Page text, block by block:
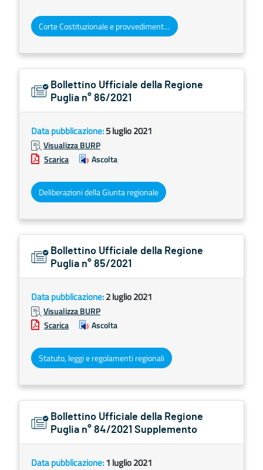
Corte Costituzionale e provvedimenti organi giurisdizionali
Bollettino Ufficiale della Regione
Puglia n° 86/2021
Data pubblicazione:5 luglio 2021
Visualizza BURP
Scarica
Ascolta
Deliberazioni della Giunta regionale
Bollettino Ufficiale della Regione
Puglia n° 85/2021
Data pubblicazione:2 luglio 2021
Visualizza BURP
Scarica
Ascolta
Statuto, leggi e regolamenti regionali
Bollettino Ufficiale della Regione
Puglia n° 84/2021 Supplemento
Data pubblicazione:1 luglio 2021